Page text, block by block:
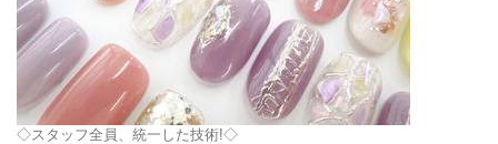
◇スタッフ全員、統一した技術!◇